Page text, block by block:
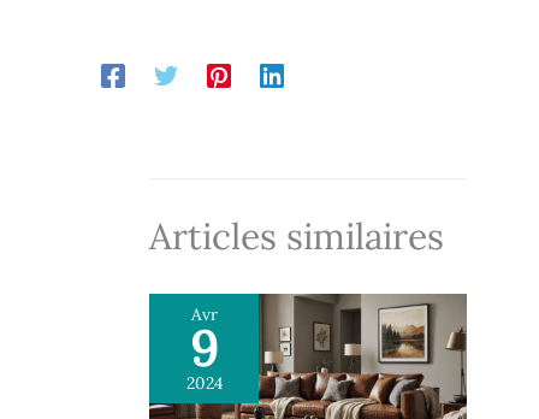
Articles similaires
Avr
9
2024